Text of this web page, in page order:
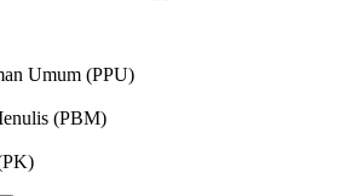
Umum (PPU)
(PBM)